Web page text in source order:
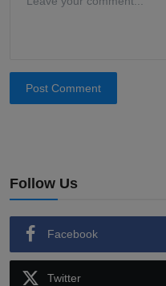
Post Comment
Follow Us
Facebook
Twitter